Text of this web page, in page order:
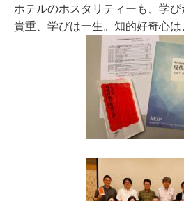
ホテルのホスタリティーも、学
貴重、学びは一生。知的好奇心は